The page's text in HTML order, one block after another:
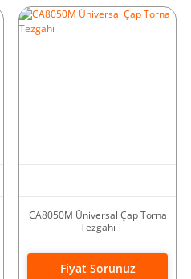
CA8050M Üniversal Çap Torna
Tezgahı
Fiyat Sorunuz